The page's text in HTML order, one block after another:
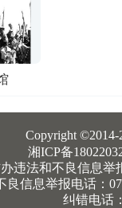
Copyright ©2014-
湘ICP备
违法和不良信息举
良信息举报电话：
纠错电话